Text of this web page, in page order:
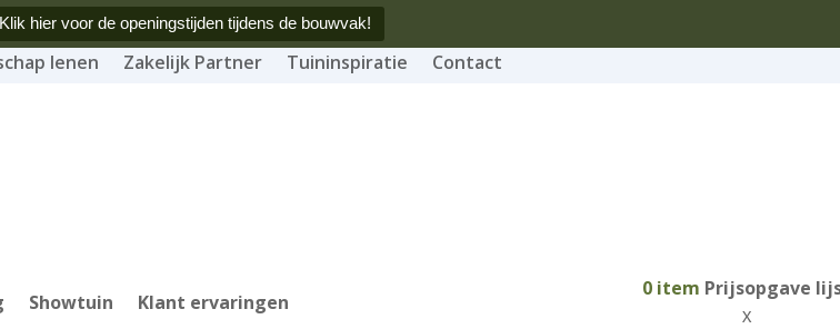
Klik hier voor de openingstijden tijdens de bouwvak!
lenen Zakelijk Partner Tuininspiratie Contact
Showtuin Klant ervaringen
0item Prijsopgave
X